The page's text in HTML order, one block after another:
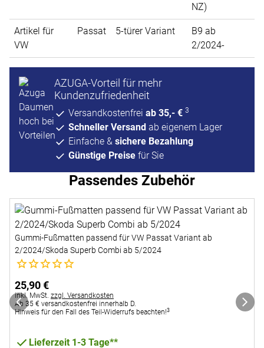
NZ)
Artikel für
VW
Passat 5-türer Variant
B9 ab
2/2024-
AZUGA-Vorteil für mehr
Kundenzufriedenheit
Versandkostenfrei ab 35,- € 3
Schneller Versand ab eigenem Lager
Einfache & sichere Bezahlung
Günstige Preise für Sie
Passendes Zubehör
Zubehör überspringen
Gummi-Fußmatten passend für VW Passat Variant ab
2/2024/Skoda Superb Combi ab 5/2024
Noch keine Bewertungen abgegeben
25,90€
Steuerhinweis:
inkl. MwSt. zzgl. Versandkosten
Ab 35 € versandkostenfrei innerhalb D.
Hinweis für den Fall des Teil-Widerrufs beachten!3
Lieferzeit 1-3 Tage**